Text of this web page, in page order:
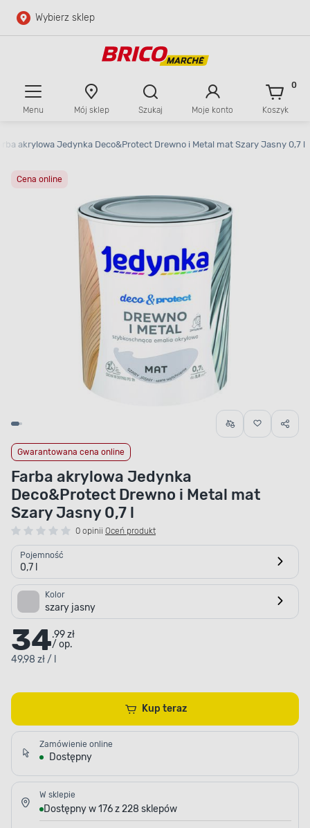
Przejdź do głównej zawartości
Wybierz sklep
Menu Mój sklep Szukaj Moje konto Koszyk
0
akrylowa Jedynka Deco&Protect Drewno i Metal mat Szary Jasny 0,7 l
Cena online
Gwarantowana cena online
Farba akrylowa Jedynka
Deco&Protect Drewno i Metal mat
Szary Jasny 0,7 l
0 opinii Oceń produkt
Pojemność
0,7 l
Kolor
szary jasny
34.99 zł
/ op.
49,98 zł / l
Kup teraz
Zamówienie online
Dostępny
W sklepie
Dostępny w 176 z 228 sklepów